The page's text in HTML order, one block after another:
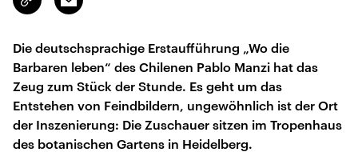
kopieren/teilen
Die deutschsprachige Erstaufführung „Wo die
Barbaren leben“ des Chilenen Pablo Manzi hat das
Zeug zum Stück der Stunde. Es geht um das
Entstehen von Feindbildern, ungewöhnlich ist der Ort
der Inszenierung: Die Zuschauer sitzen im Tropenhaus
des botanischen Gartens in Heidelberg.